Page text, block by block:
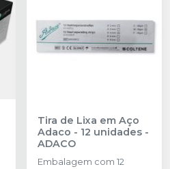
Tira de Lixa em Aço
Adaco - 12 unidades -
ADACO
Embalagem com 12